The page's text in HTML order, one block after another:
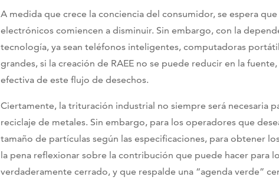
A medida que crece la conciencia del consumidor, se espera
electrónicos comiencen a disminuir. Sin embargo, con la
tecnología, ya sean teléfonos inteligentes, computadoras
grandes, si la creación de RAEE no se puede reducir en la
efectiva de este flujo de desechos.
Ciertamente, la trituración industrial no siempre será necesaria
reciclaje de metales. Sin embargo, para los operadores que
tamaño de partículas según las especificaciones, para obtener
la pena reflexionar sobre la contribución que puede hacer para
verdaderamente cerrado, y que respalde una “agenda verde”